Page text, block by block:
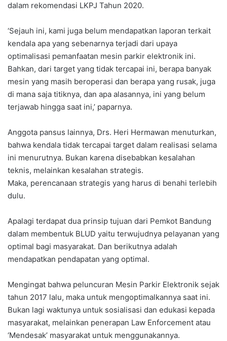
dalam rekomendasi LKPJ Tahun 2020.
‘Sejauh ini, kami juga belum mendapatkan laporan terkait
kendala apa yang sebenarnya terjadi dari upaya
optimalisasi pemanfaatan mesin parkir elektronik ini.
Bahkan, dari target yang tidak tercapai ini, berapa banyak
mesin yang masih beroperasi dan berapa yang rusak, juga
di mana saja titiknya, dan apa alasannya, ini yang belum
terjawab hingga saat ini,’ paparnya.
Anggota pansus lainnya, Drs. Heri Hermawan menuturkan,
bahwa kendala tidak tercapai target dalam realisasi selama
ini menurutnya. Bukan karena disebabkan kesalahan
teknis, melainkan kesalahan strategis.
Maka, perencanaan strategis yang harus di benahi terlebih
dulu.
Apalagi terdapat dua prinsip tujuan dari Pemkot Bandung
dalam membentuk BLUD yaitu terwujudnya pelayanan yang
optimal bagi masyarakat. Dan berikutnya adalah
mendapatkan pendapatan yang optimal.
Mengingat bahwa peluncuran Mesin Parkir Elektronik sejak
tahun 2017 lalu, maka untuk mengoptimalkannya saat ini.
Bukan lagi waktunya untuk sosialisasi dan edukasi kepada
masyarakat, melainkan penerapan Law Enforcement atau
‘Mendesak’ masyarakat untuk menggunakannya.